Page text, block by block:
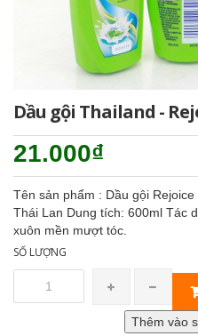
Dầu gội Thailand -
21.000₫
Tên sản phẩm : Dầu gội
Thái Lan Dung tích: 600ml Tác
xuôn mền mượt tóc.
SỐ LƯỢNG